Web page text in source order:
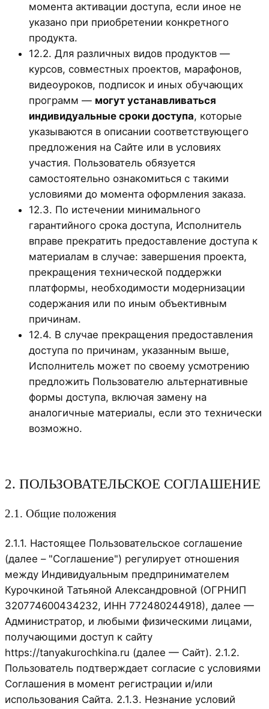
момента активации доступа, если иное не
указано при приобретении конкретного
продукта.
12.2. Для различных видов продуктов —
курсов, совместных проектов, марафонов,
видеоуроков, подписок и иных обучающих
программ — могут устанавливаться
индивидуальные сроки доступа, которые
указываются в описании соответствующего
предложения на Сайте или в условиях
участия. Пользователь обязуется
самостоятельно ознакомиться с такими
условиями до момента оформления заказа.
12.3. По истечении минимального
гарантийного срока доступа, Исполнитель
вправе прекратить предоставление доступа к
материалам в случае: завершения проекта,
прекращения технической поддержки
платформы, необходимости модернизации
содержания или по иным объективным
причинам.
12.4. В случае прекращения предоставления
доступа по причинам, указанным выше,
Исполнитель может по своему усмотрению
предложить Пользователю альтернативные
формы доступа, включая замену на
аналогичные материалы, если это технически
возможно.
2. ПОЛЬЗОВАТЕЛЬСКОЕ СОГЛАШЕНИЕ
2.1. Общие положения
2.1.1. Настоящее Пользовательское соглашение
(далее – "Соглашение") регулирует отношения
между Индивидуальным предпринимателем
Курочкиной Татьяной Александровной (ОГРНИП
320774600434232, ИНН 772480244918), далее —
Администратор, и любыми физическими лицами,
получающими доступ к сайту
https://tanyakurochkina.ru (далее — Сайт). 2.1.2.
Пользователь подтверждает согласие с условиями
Соглашения в момент регистрации и/или
использования Сайта. 2.1.3. Незнание условий